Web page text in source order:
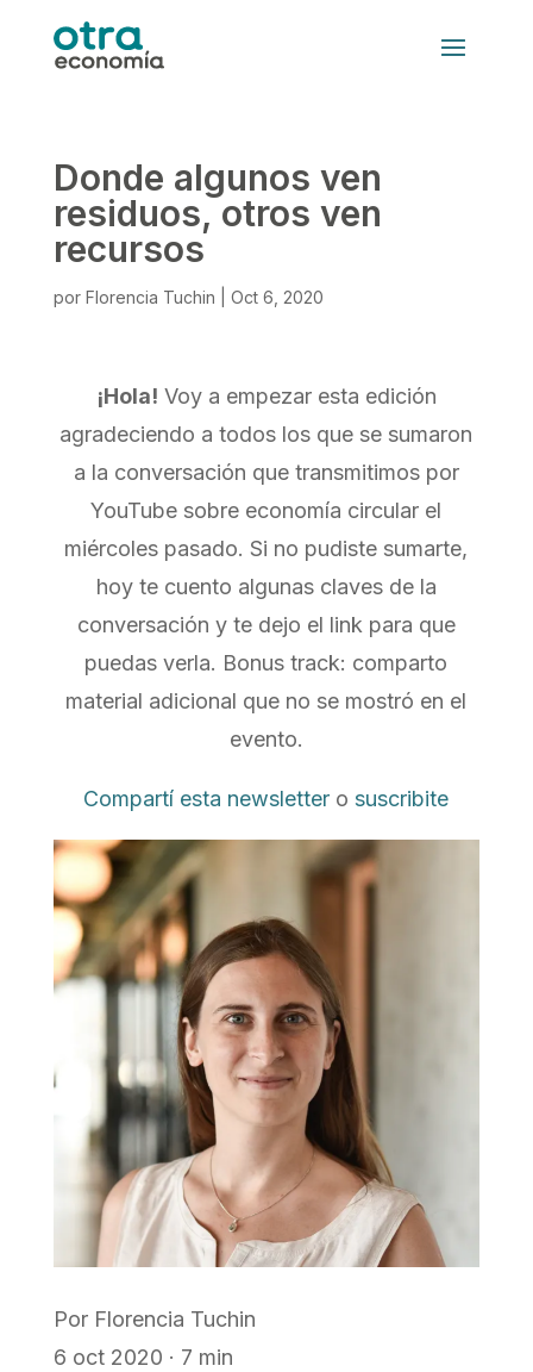
Donde algunos ven
residuos, otros ven
recursos
por Florencia Tuchin Oct 6, 2020
¡Hola! Voy a empezar esta edición
agradeciendo a todos los que se sumaron
a la conversación que transmitimos por
YouTube sobre economía circular el
miércoles pasado. Si no pudiste sumarte,
hoy te cuento algunas claves de la
conversación y te dejo el link para que
puedas verla. Bonus track: comparto
material adicional que no se mostró en el
evento.
Compartí esta newsletter osuscribite
Por Florencia Tuchin
6 oct 2020 · 7 min